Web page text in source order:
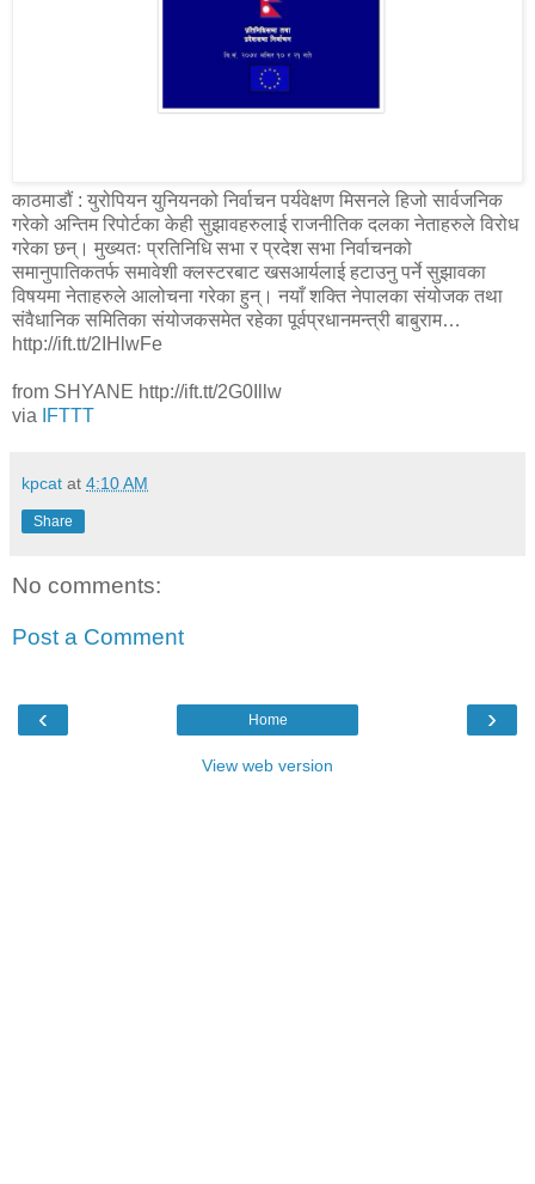
काठमाडौं : युरोपियन युनियनको निर्वाचन पर्यवेक्षण मिसनले हिजो सार्वजनिक
गरेको अन्तिम रिपोर्टका केही सुझावहरुलाई राजनीतिक दलका नेताहरुले विरोध
गरेका छन्। मुख्यतः प्रतिनिधि सभा र प्रदेश सभा निर्वाचनको
समानुपातिकतर्फ समावेशी क्लस्टरबाट खसआर्यलाई हटाउनु पर्ने सुझावका
विषयमा नेताहरुले आलोचना गरेका हुन्। नयाँ शक्ति नेपालका संयोजक तथा
संवैधानिक समितिका संयोजकसमेत रहेका पूर्वप्रधानमन्त्री बाबुराम…
http://ift.tt/2IHlwFe
from SHYANE http://ift.tt/2G0Illw
via
IFTTT
kpcat at 4:10 AM
Share
No comments:
Post a Comment
‹ ›
Home
View web version